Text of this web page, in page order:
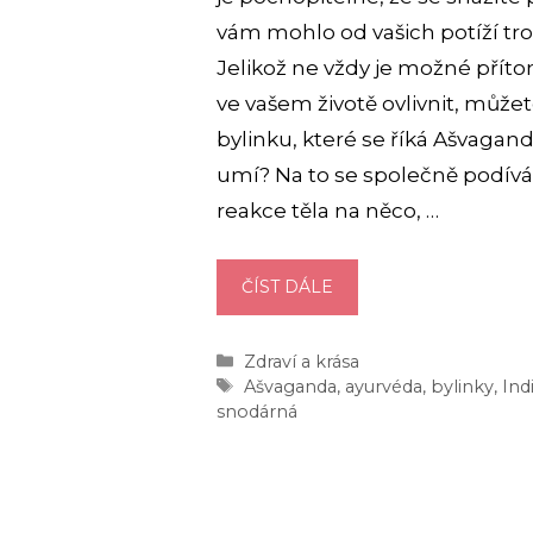
vám mohlo od vašich potíží
Jelikož ne vždy je možné
ve vašem životě ovlivnit,
bylinku, které se říká
umí? Na to se společně
reakce těla na něco, …
ČÍST DÁLE
ČILI
SNODÁRNÁ:
Rubriky
Zdraví a krása
Štítky
Ašvaganda, ayurvéda, bylinky,
snodárná